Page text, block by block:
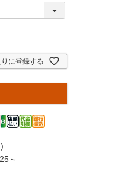
に登録する
～